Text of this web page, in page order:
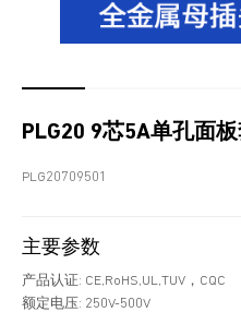
PLG20 9芯5A单孔面
PLG20709501
主要参数
产品认证: CE,RoHS,UL,TUV，CQC
额定电压: 250V-500V